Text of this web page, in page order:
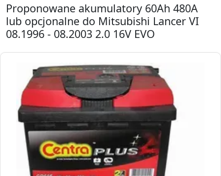
Proponowane akumulatory 60Ah 480A
lub opcjonalne do Mitsubishi Lancer VI
08.1996 - 08.2003 2.0 16V EVO